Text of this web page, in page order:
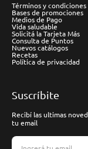
Términos y condiciones
Bases de promociones
Medios de Pago
Vida saludable
Solicitá la Tarjeta Más
Consulta de Puntos
Nuevos catálogos
Recetas
Política de privacidad
Suscríbite
Recibí las ultimas
tu email